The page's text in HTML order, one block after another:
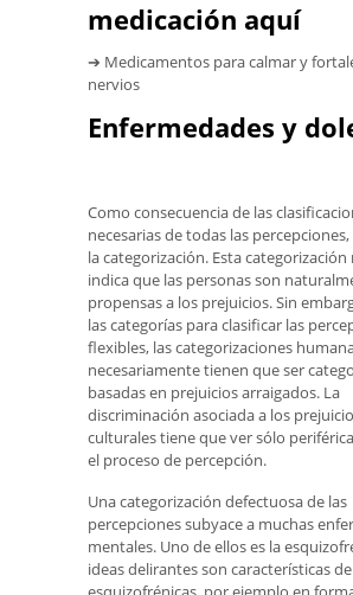
medicación aquí
➔ Medicamentos para calmar y
nervios
Enfermedades y
Como consecuencia de las
necesarias de todas las
la categorización. Esta categorización
indica que las personas son
propensas a los prejuicios. Sin
las categorías para clasificar las
flexibles, las categorizaciones
necesariamente tienen que ser
basadas en prejuicios arraigados. La
discriminación asociada a los
culturales tiene que ver sólo
el proceso de percepción.
Una categorización defectuosa de las
percepciones subyace a muchas
mentales. Uno de ellos es la
ideas delirantes son características